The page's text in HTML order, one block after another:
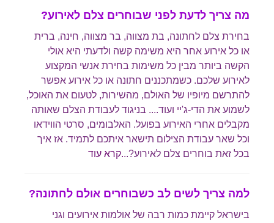
מה צריך לדעת לפני שבוחרים צלם לאירוע?
בחירת צלם לחתונה, בת מצווה, בר מצווה, חינה, ברית
או כל אירוע אחר היא משימה קשה ולדעתי היא אולי
הקשה ביותר מבין כל משימות בחירת אנשי המקצוע
לאירוע שלכם. כשמתכננים חתונה או כל אירוע אפשר
להתרשם מיופיו של האולם, מהשירות, לטעום את האוכל,
לשמוע את הדי-ג'יי ועוד.... בניגוד לעבודת הצלם שאותה
מקבלים אחרי האירוע בפועל. האלבומים, סרטי הווידאו
וכל שאר עבודת הצילום תישאר איתכם לתמיד. אז איך
בכל זאת בוחרים צלם לאירוע?...קרא עוד
למה צריך לשים לב כשבוחרים אולם לחתונה?
בישראל קיימת כמות רבה של אולמות אירועים וגני